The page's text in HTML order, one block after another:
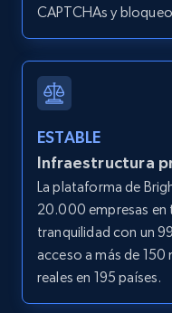
11.3K+
LinkedIn posts -
URL
URL, ID, User id,
text, Date posted,
11.3K+
CAPTCHAs y
ESTABLE
Infraestructura
La plataforma de
20.000 empresas
tranquilidad con un
acceso a más de 150
reales en 195 países.